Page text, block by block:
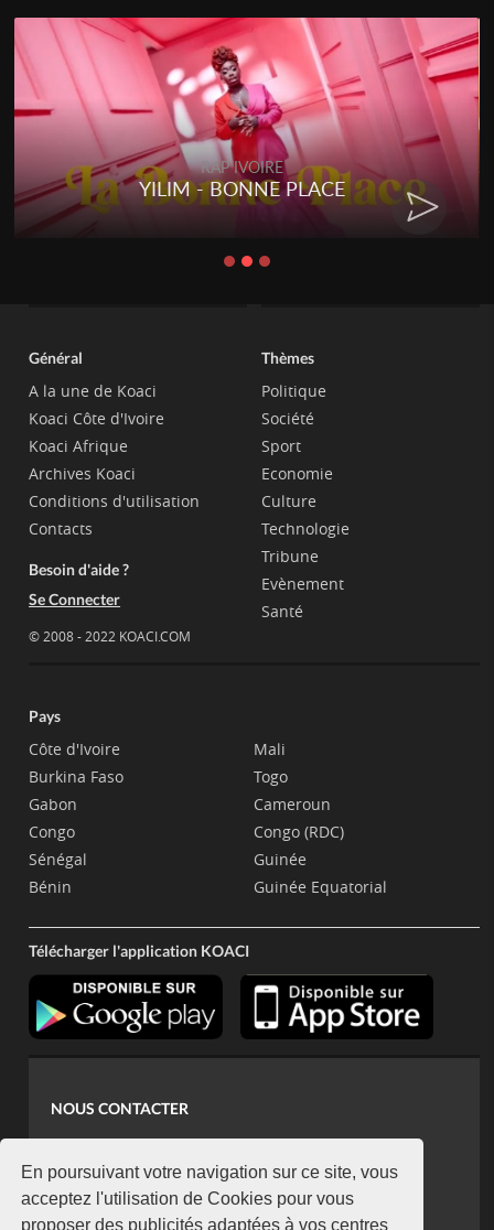
En poursuivant votre navigation sur ce site, vous
acceptez l'utilisation de Cookies pour vous
proposer des publicités adaptées à vos centres
RAP IVOIRE
YILIM - BONNE PLACE
Général
A la une de Koaci
Koaci Côte d'Ivoire
Koaci Afrique
Archives Koaci
Conditions d'utilisation
Contacts
Besoin d'aide ?
Se Connecter
© 2008 - 2022 KOACI.COM
Thèmes
Politique
Société
Sport
Economie
Culture
Technologie
Tribune
Evènement
Santé
Pays
Côte d'Ivoire
Burkina Faso
Gabon
Congo
Sénégal
Bénin
Mali
Togo
Cameroun
Congo (RDC)
Guinée
Guinée Equatorial
Télécharger l'application KOACI
NOUS CONTACTER
koaci@yahoo.fr
+225 07 08 85 52 93